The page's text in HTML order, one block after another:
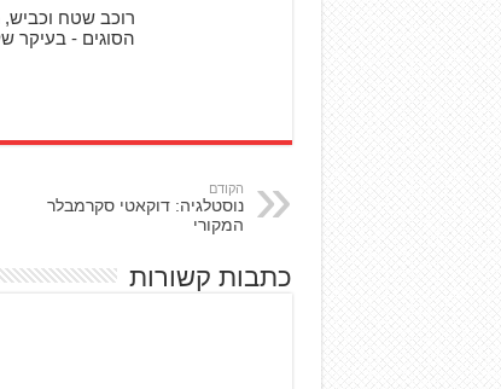
רוכב שטח וכביש,
הסוגים - בעיקר
הקודם
נוסטלגיה: דוקאטי סקרמבלר
המקורי
כתבות קשורות